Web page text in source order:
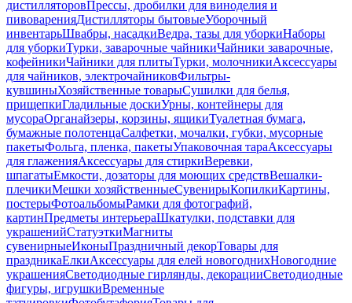
дистилляторовПрессы, дробилки для виноделия и
пивоваренияДистилляторы бытовыеУборочный
инвентарьШвабры, насадкиВедра, тазы для уборкиНаборы
для уборкиТурки, заварочные чайникиЧайники заварочные,
кофейникиЧайники для плитыТурки, молочникиАксессуары
для чайников, электрочайниковФильтры-
кувшиныХозяйственные товарыСушилки для белья,
прищепкиГладильные доскиУрны, контейнеры для
мусораОрганайзеры, корзины, ящикиТуалетная бумага,
бумажные полотенцаСалфетки, мочалки, губки, мусорные
пакетыФольга, пленка, пакетыУпаковочная тараАксессуары
для глаженияАксессуары для стиркиВеревки,
шпагатыЕмкости, дозаторы для моющих средствВешалки-
плечикиМешки хозяйственныеСувенирыКопилкиКартины,
постерыФотоальбомыРамки для фотографий,
картинПредметы интерьераШкатулки, подставки для
украшенийСтатуэткиМагниты
сувенирныеИконыПраздничный декорТовары для
праздникаЕлкиАксессуары для елей новогоднихНовогодние
украшенияСветодиодные гирлянды, декорацииСветодиодные
фигуры, игрушкиВременные